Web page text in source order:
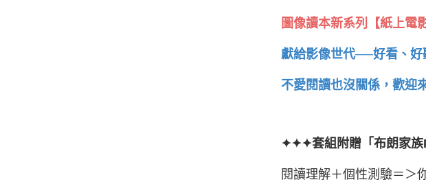
圖像讀本新系列【紙上電
獻給影像世代──好看、好
不愛閱讀也沒關係，歡迎
✦✦✦套組附贈「布朗家
閱讀理解＋個性測驗＝＞